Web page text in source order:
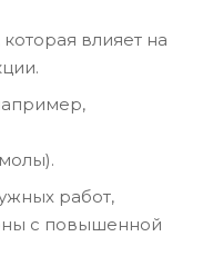
влияет на
работ,
с повышенной